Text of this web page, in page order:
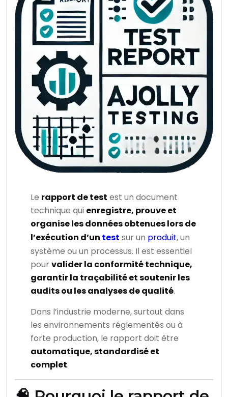
Le rapport de test est un document
technique qui enregistre, prouve et
organise les données obtenues lors de
l’exécution d’un test sur un produit, un
système ou un processus. Il est essentiel
pourvalider la conformité technique,
garantir la traçabilité et soutenir les
audits ou les analyses de qualité.
Dans l’industrie moderne, surtout dans
les environnements réglementés ou à
forte production, le rapport doit être
automatique, standardisé et
complet.